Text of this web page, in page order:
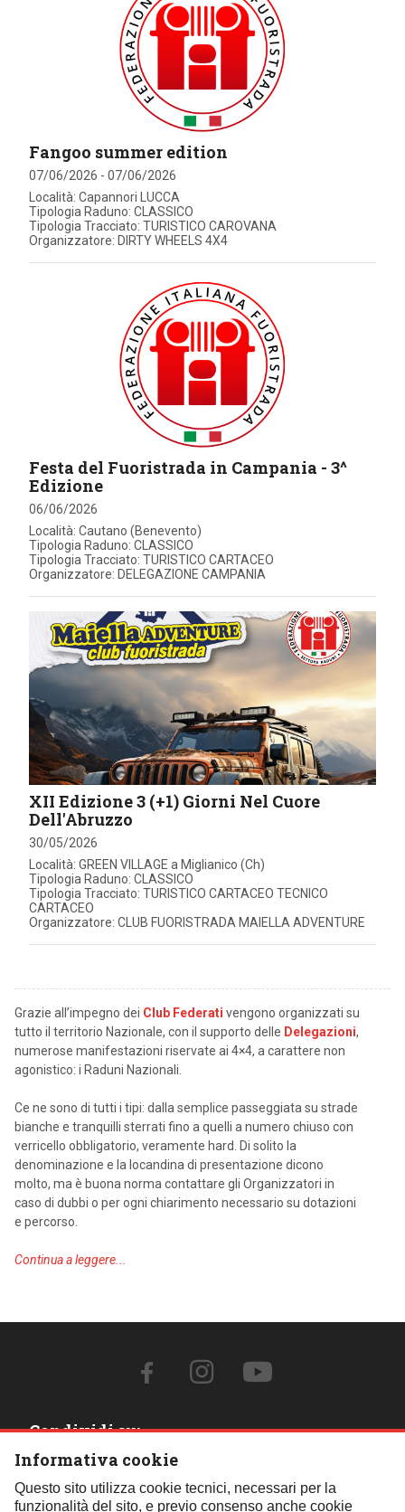
Fangoo summer edition
07/06/2026 - 07/06/2026
Località: Capannori LUCCA
Tipologia Raduno: CLASSICO
Tipologia Tracciato: TURISTICO CAROVANA
Organizzatore: DIRTY WHEELS 4X4
Festa del Fuoristrada in Campania - 3^
Edizione
06/06/2026
Località: Cautano (Benevento)
Tipologia Raduno: CLASSICO
Tipologia Tracciato: TURISTICO CARTACEO
Organizzatore: DELEGAZIONE CAMPANIA
XII Edizione 3 (+1) Giorni Nel Cuore
Dell'Abruzzo
30/05/2026
Località: GREEN VILLAGE a Miglianico (Ch)
Tipologia Raduno: CLASSICO
Tipologia Tracciato: TURISTICO CARTACEO TECNICO
CARTACEO
Organizzatore: CLUB FUORISTRADA MAIELLA ADVENTURE
Grazie all’impegno dei Club Federati vengono organizzati su
tutto il territorio Nazionale, con il supporto delle Delegazioni,
numerose manifestazioni riservate ai 4×4, a carattere non
agonistico: i Raduni Nazionali.
Ce ne sono di tutti i tipi: dalla semplice passeggiata su strade
bianche e tranquilli sterrati fino a quelli a numero chiuso con
verricello obbligatorio, veramente hard. Di solito la
denominazione e la locandina di presentazione dicono
molto, ma è buona norma contattare gli Organizzatori in
caso di dubbi o per ogni chiarimento necessario su dotazioni
e percorso.
Continua a leggere...
Condividi su:
Contattaci:
Informativa cookie
Questo sito utilizza cookie tecnici, necessari per la
funzionalità del sito, e previo consenso anche cookie